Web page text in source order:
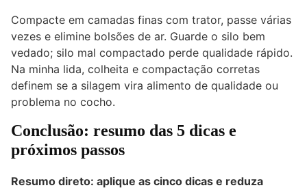
Compacte em camadas finas com trator, passe várias
vezes e elimine bolsões de ar. Guarde o silo bem
vedado; silo mal compactado perde qualidade rápido.
Na minha lida, colheita e compactação corretas
definem se a silagem vira alimento de qualidade ou
problema no cocho.
Conclusão: resumo das 5 dicas e
próximos passos
Resumo direto: aplique as cinco dicas e reduza